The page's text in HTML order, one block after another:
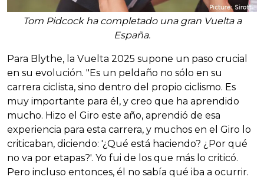
Tom Pidcock ha completado una gran Vuelta a
España.
Para Blythe, la Vuelta 2025 supone un paso crucial
en su evolución. "Es un peldaño no sólo en su
carrera ciclista, sino dentro del propio ciclismo. Es
muy importante para él, y creo que ha aprendido
mucho. Hizo el Giro este año, aprendió de esa
experiencia para esta carrera, y muchos en el Giro lo
criticaban, diciendo: '¿Qué está haciendo? ¿Por qué
no va por etapas?'. Yo fui de los que más lo criticó.
Pero incluso entonces, él no sabía qué iba a ocurrir.